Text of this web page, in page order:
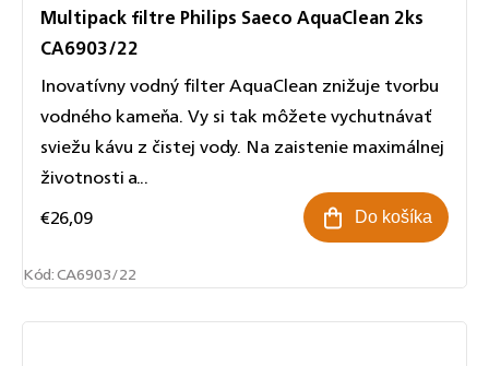
Multipack filtre Philips Saeco AquaClean 2ks
CA6903/22
€26,09 Do košíka
Inovatívny vodný filter AquaClean znižuje tvorbu
vodného kameňa. Vy si tak môžete vychutnávať
sviežu kávu z čistej vody. Na zaistenie maximálnej
životnosti a...
Kód:CA6903/22